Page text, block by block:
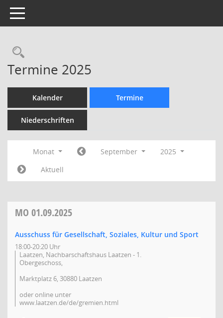
Toggle navigation
Rechercheauswahl
Termine 2025
Kalender Termine
Niederschriften
Monat September
2025
Aktuell
MO 01.09.2025
Ausschuss für Gesellschaft, Soziales, Kultur und Sport
18:00-20:20 Uhr
Laatzen, Nachbarschaftshaus Laatzen - 1.
Obergeschoss,
Marktplatz 6, 30880 Laatzen
oder online unter
www.laatzen.de/de/gremien.html